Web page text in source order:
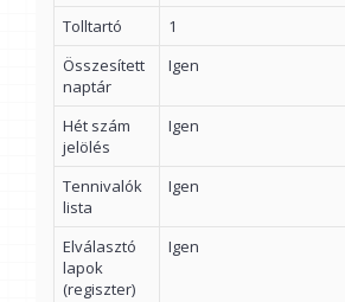
Tolltartó
1
Összesített
naptár
Igen
Hét szám
jelölés
Igen
Tennivalók
lista
Igen
Elválasztó
lapok
(regiszter)
Igen